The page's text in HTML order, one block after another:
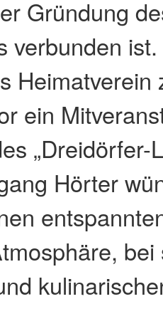
Gründung
verbunden
Heimatverein
ein
„Dreidörfer-
Hörter
bei